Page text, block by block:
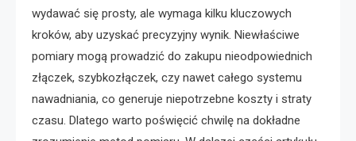
wydawać się prosty, ale wymaga kilku kluczowych
kroków, aby uzyskać precyzyjny wynik. Niewłaściwe
pomiary mogą prowadzić do zakupu nieodpowiednich
złączek, szybkozłączek, czy nawet całego systemu
nawadniania, co generuje niepotrzebne koszty i straty
czasu. Dlatego warto poświęcić chwilę na dokładne